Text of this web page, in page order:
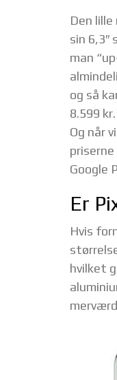
Den
sin 6,3″
man
og så
8.599
Og når
priserne
Google
Er
Hvis
hvilket